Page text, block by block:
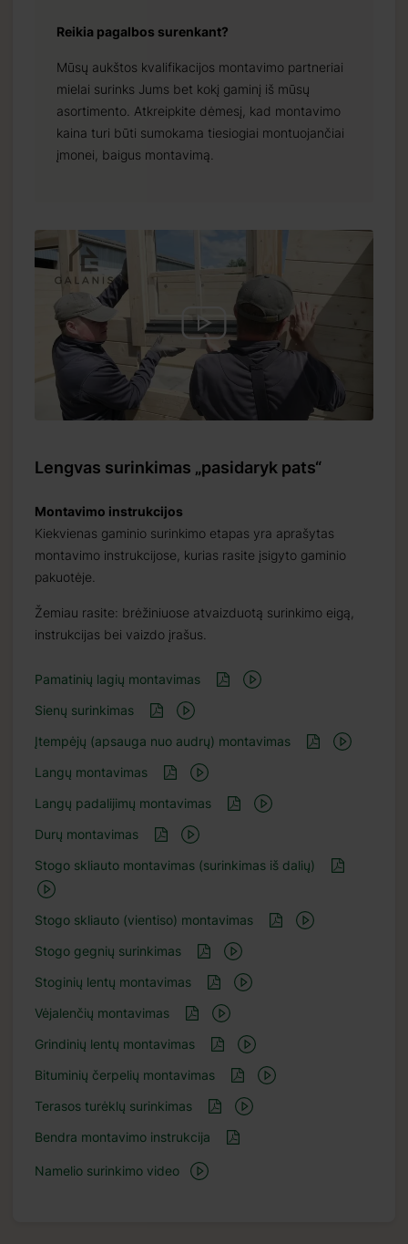
Reikia pagalbos surenkant?
Mūsų aukštos kvalifikacijos montavimo partneriai
mielai surinks Jums bet kokį gaminį iš mūsų
asortimento. Atkreipkite dėmesį, kad montavimo
kaina turi būti sumokama tiesiogiai montuojančiai
įmonei, baigus montavimą.
Lengvas surinkimas „pasidaryk pats“
Montavimo instrukcijos
Kiekvienas gaminio surinkimo etapas yra aprašytas
montavimo instrukcijose, kurias rasite įsigyto gaminio
pakuotėje.
Žemiau rasite: brėžiniuose atvaizduotą surinkimo eigą,
instrukcijas bei vaizdo įrašus.
Pamatinių lagių montavimas
Sienų surinkimas
Įtempėjų (apsauga nuo audrų) montavimas
Langų montavimas
Langų padalijimų montavimas
Durų montavimas
Stogo skliauto montavimas (surinkimas iš dalių)
Stogo skliauto (vientiso) montavimas
Stogo gegnių surinkimas
Stoginių lentų montavimas
Vėjalenčių montavimas
Grindinių lentų montavimas
Bituminių čerpelių montavimas
Terasos turėklų surinkimas
Bendra montavimo instrukcija
Namelio surinkimo video